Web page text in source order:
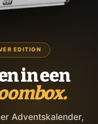
EDITION
in een
Adventskalender,